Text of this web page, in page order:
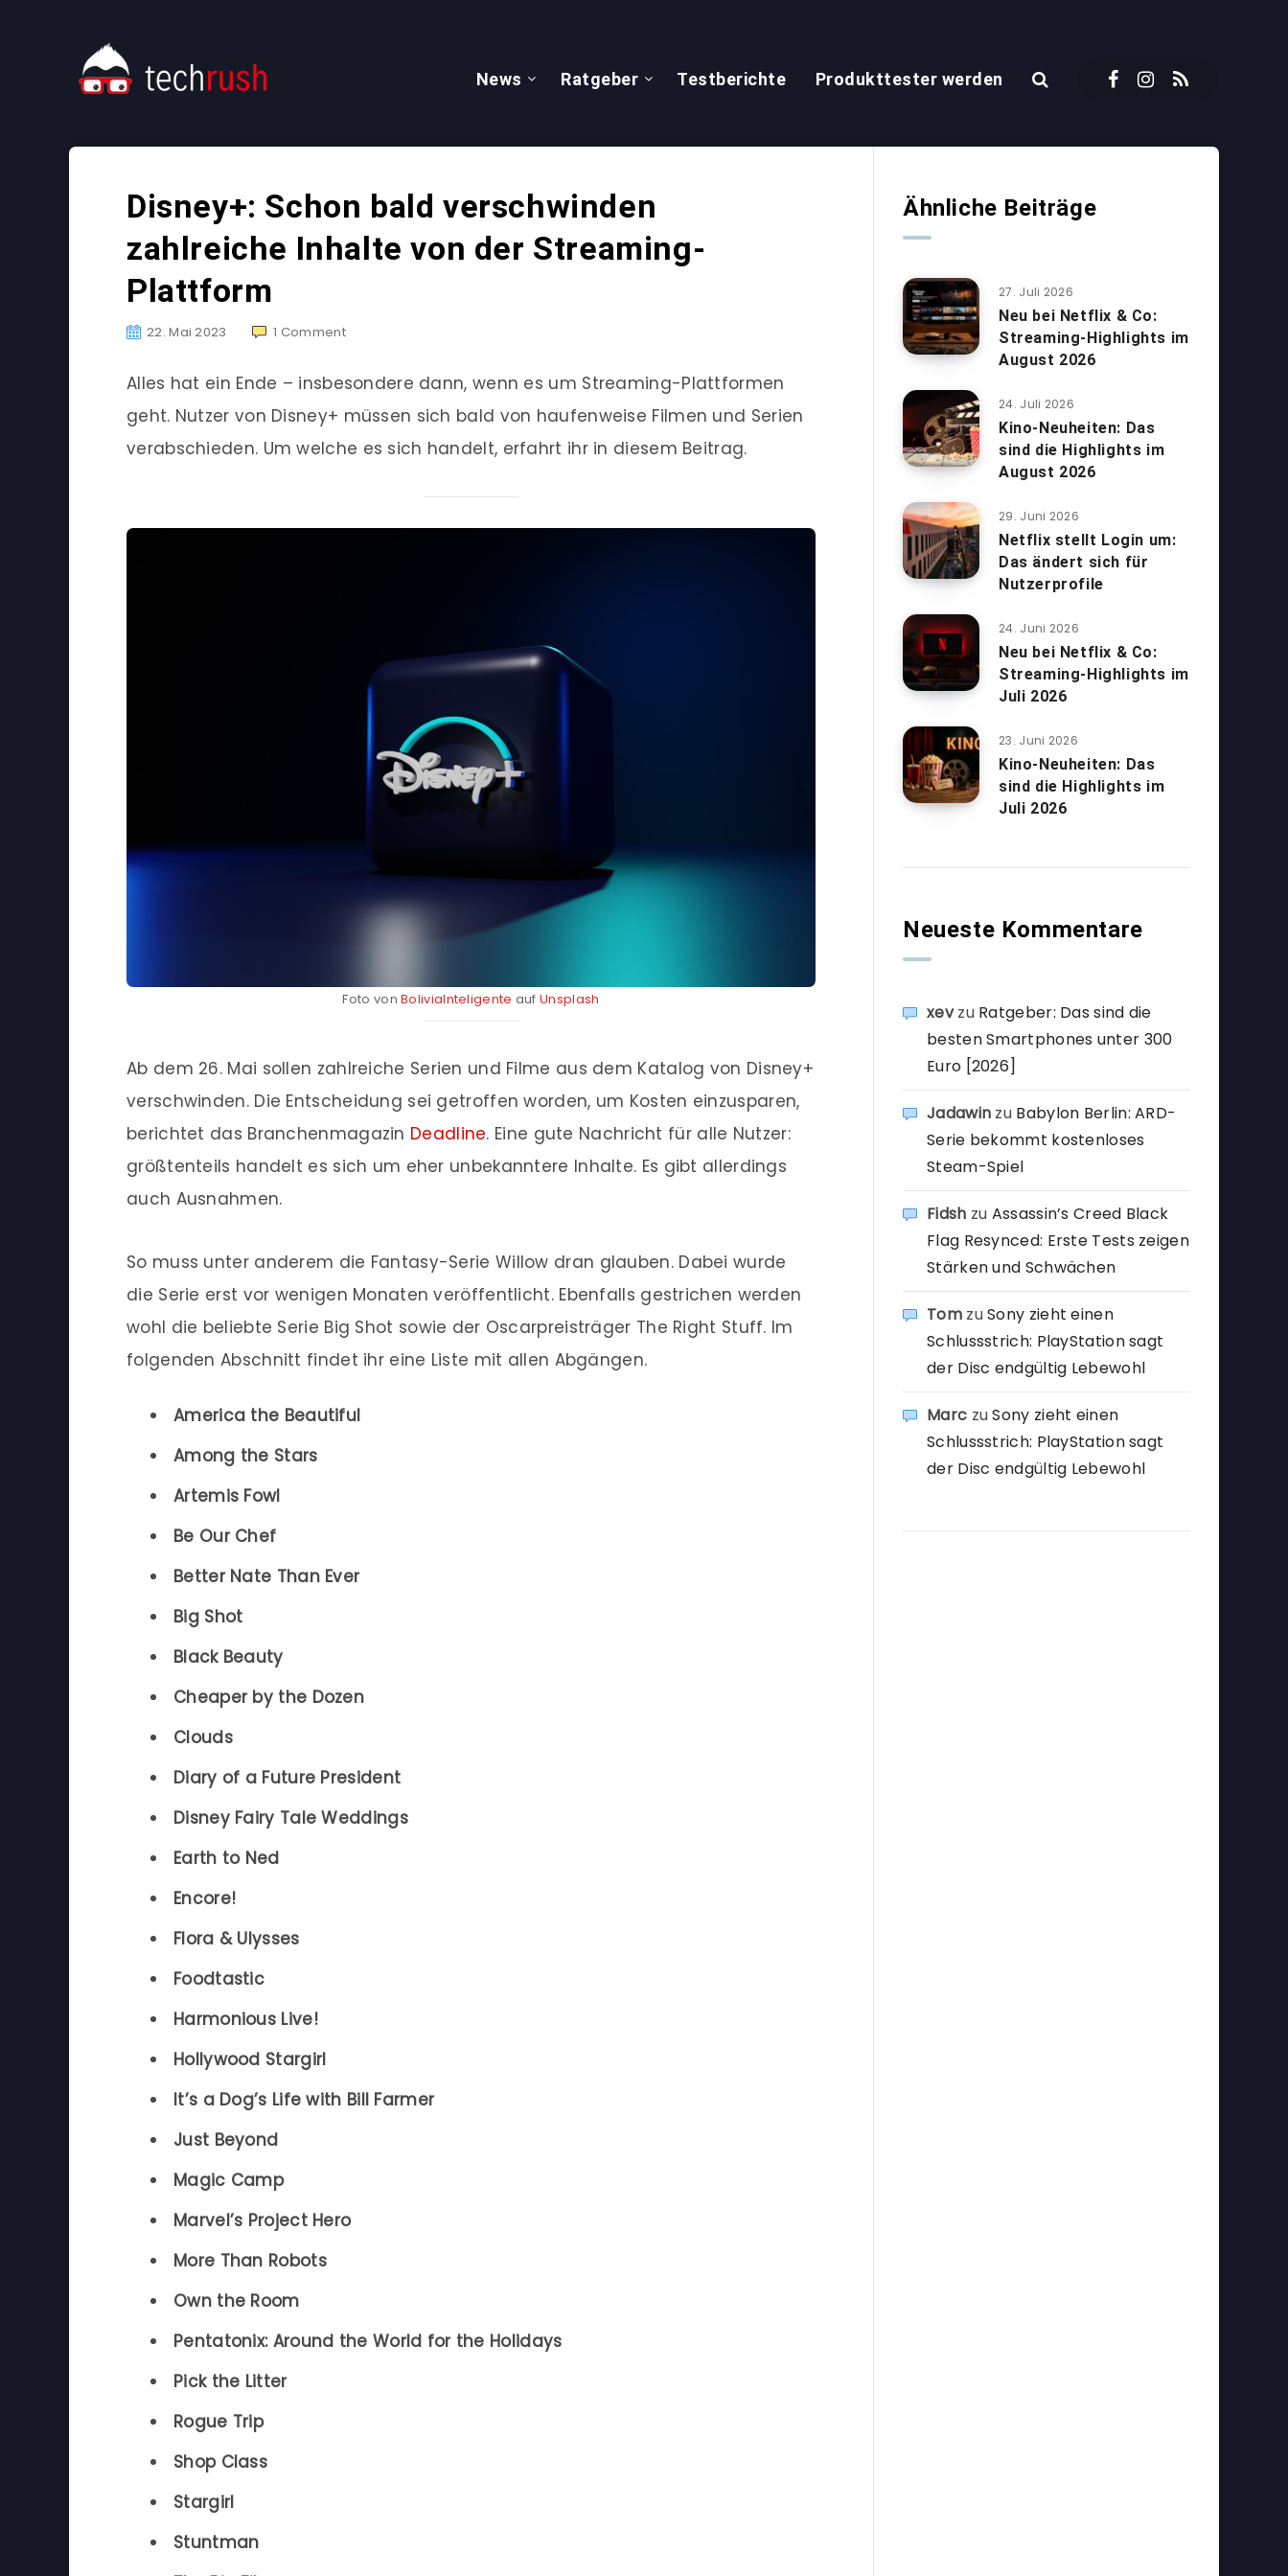
News Ratgeber Testberichte Produkttester werden
Disney+: Schon bald verschwinden
zahlreiche Inhalte von der Streaming-
Plattform
22. Mai 2023 1 Comment
Alles hat ein Ende – insbesondere dann, wenn es um Streaming-Plattformen
geht. Nutzer von Disney+ müssen sich bald von haufenweise Filmen und Serien
verabschieden. Um welche es sich handelt, erfahrt ihr in diesem Beitrag.
Foto vonBoliviaInteligente aufUnsplash
Ab dem 26. Mai sollen zahlreiche Serien und Filme aus dem Katalog von Disney+
verschwinden. Die Entscheidung sei getroffen worden, um Kosten einzusparen,
berichtet das Branchenmagazin Deadline. Eine gute Nachricht für alle Nutzer:
größtenteils handelt es sich um eher unbekanntere Inhalte. Es gibt allerdings
auch Ausnahmen.
So muss unter anderem die Fantasy-Serie Willow dran glauben. Dabei wurde
die Serie erst vor wenigen Monaten veröffentlicht. Ebenfalls gestrichen werden
wohl die beliebte Serie Big Shot sowie der Oscarpreisträger The Right Stuff. Im
folgenden Abschnitt findet ihr eine Liste mit allen Abgängen.
America the Beautiful
Among the Stars
Artemis Fowl
Be Our Chef
Better Nate Than Ever
Big Shot
Black Beauty
Cheaper by the Dozen
Clouds
Diary of a Future President
Disney Fairy Tale Weddings
Earth to Ned
Encore!
Flora & Ulysses
Foodtastic
Harmonious Live!
Hollywood Stargirl
It’s a Dog’s Life with Bill Farmer
Just Beyond
Magic Camp
Marvel’s Project Hero
More Than Robots
Own the Room
Pentatonix: Around the World for the Holidays
Pick the Litter
Rogue Trip
Shop Class
Stargirl
Stuntman
Ähnliche Beiträge
27. Juli 2026
Neu bei Netflix & Co:
Streaming-Highlights im
August 2026
24. Juli 2026
Kino-Neuheiten: Das
sind die Highlights im
August 2026
29. Juni 2026
Netflix stellt Login um:
Das ändert sich für
Nutzerprofile
24. Juni 2026
Neu bei Netflix & Co:
Streaming-Highlights im
Juli 2026
23. Juni 2026
Kino-Neuheiten: Das
sind die Highlights im
Juli 2026
Neueste Kommentare
xevzu Ratgeber: Das sind die
besten Smartphones unter 300
Euro [2026]
Jadawin zu Babylon Berlin: ARD-
Serie bekommt kostenloses
Steam-Spiel
Fidsh zu Assassin’s Creed Black
Flag Resynced: Erste Tests zeigen
Stärken und Schwächen
TomzuSony zieht einen
Schlussstrich: PlayStation sagt
der Disc endgültig Lebewohl
Marc zuSony zieht einen
Schlussstrich: PlayStation sagt
der Disc endgültig Lebewohl